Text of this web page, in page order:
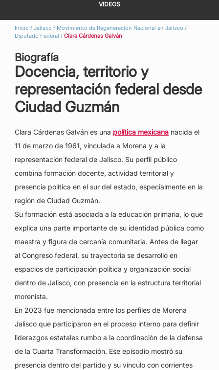
VIDEOS
Inicio / Jalisco / Movimiento de Regeneración Nacional en Jalisco /
Diputado Federal / Clara Cárdenas Galván
Biografía
Docencia, territorio y
representación federal desde
Ciudad Guzmán
Clara Cárdenas Galván es una política mexicana nacida el
11 de marzo de 1961, vinculada a Morena y a la
representación federal de Jalisco. Su perfil público
combina formación docente, actividad territorial y
presencia política en el sur del estado, especialmente en la
región de Ciudad Guzmán.
Su formación está asociada a la educación primaria, lo que
explica una parte importante de su identidad pública como
maestra y figura de cercanía comunitaria. Antes de llegar
al Congreso federal, su trayectoria se desarrolló en
espacios de participación política y organización social
dentro de Jalisco, con presencia en la estructura territorial
morenista.
En 2023 fue mencionada entre los perfiles de Morena
Jalisco que participaron en el proceso interno para definir
liderazgos estatales rumbo a la coordinación de la defensa
de la Cuarta Transformación. Ese episodio mostró su
presencia dentro del partido y su vínculo con corrientes